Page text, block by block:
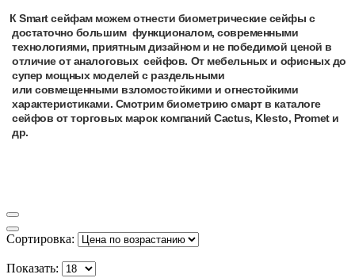
Smart сейфам можем отнести биометрические сейфы с
достаточно большим функционалом, современными
технологиями, приятным дизайном и не победимой ценой в
отличие от аналоговых сейфов. От мебельных и офисных до
супер мощных моделей с раздельными
илисовмещенными взломостойкими и огнестойкими
характеристиками. Смотрим биометрию смарт в каталоге
сейфов от торговых марок компаний Cactus, Klesto, Promet и
др.
Сортировка:
Показать: